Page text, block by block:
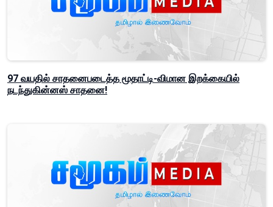
97 வயதில் சாதனைபடைத்த மூதாட்டி-விமான இறக்கையில்
நடந்துகின்னஸ் சாதனை!